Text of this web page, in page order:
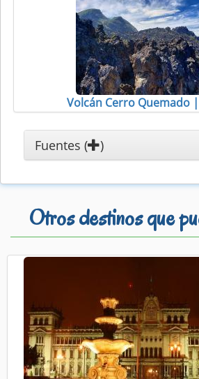
Volcán Cerro Quemado
Fuentes ( )
Otros destinos que